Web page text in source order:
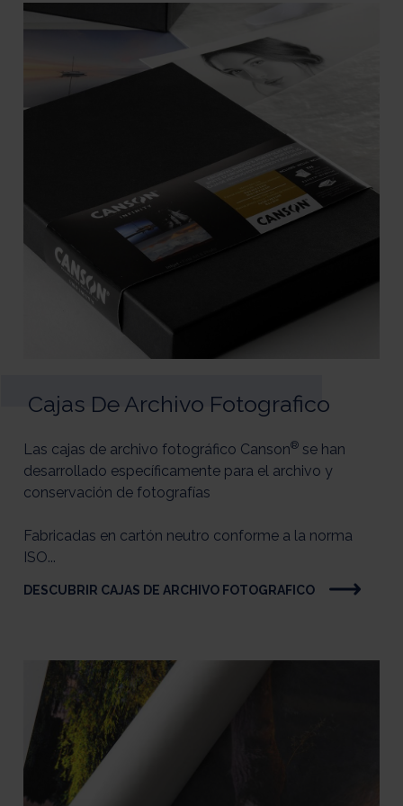
Cajas De Archivo Fotografico
Las cajas de archivo fotográfico Canson® se han
desarrollado específicamente para el archivo y
conservación de fotografías
Fabricadas en cartón neutro conforme a la norma
ISO...
DESCUBRIR CAJAS DE ARCHIVO FOTOGRAFICO